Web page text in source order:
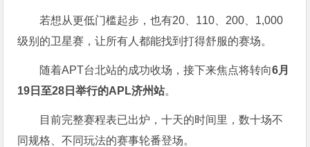
若想从更低门槛起步，也有20、110、200、1,000
级别的卫星赛，让所有人都能找到打得舒服的赛场。
随着APT台北站的成功收场，接下来焦点将转向6月
19 日至28 日举行的APL济州站。
目前完整赛程表已出炉，十天的时间里，数十场不
同规格、不同玩法的赛事轮番登场。